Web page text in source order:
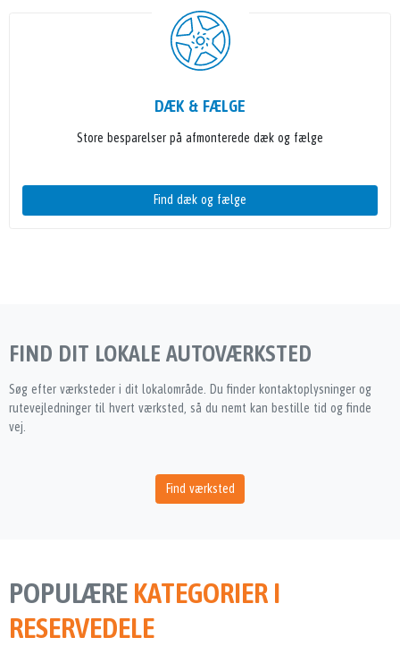
DÆK & FÆLGE
Store besparelser på afmonterede dæk og fælge
Find dæk og fælge
FIND DIT LOKALE AUTOVÆRKSTED
Søg efter værksteder i dit lokalområde. Du finder kontaktoplysninger og
rutevejledninger til hvert værksted, så du nemt kan bestille tid og finde
vej.
Find værksted
POPULÆRE KATEGORIER I
RESERVEDELE